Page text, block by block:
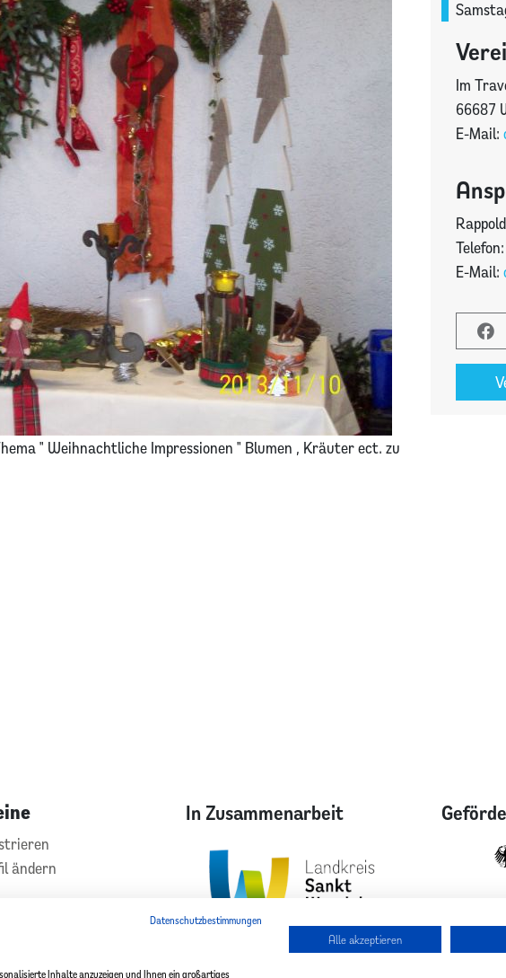
" Weihnachtliche Impressionen " Blumen , Kräuter ect. zu
Im
66687
E-Mail:
Telefon:
E-Mail:
ändern
In Zusammenarbeit
Datenschutzbestimmungen
Inhalte anzuzeigen und Ihnen ein großartiges
Alle akzeptieren